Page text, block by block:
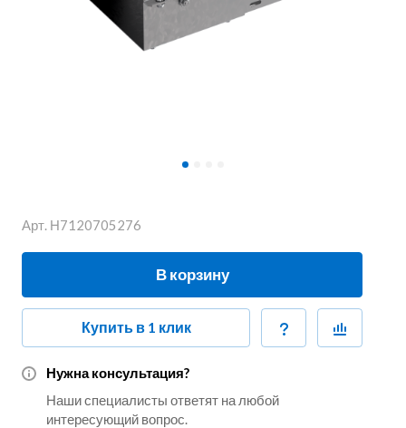
Арт. Н7120705276
В корзину
Купить в 1 клик
Нужна консультация?
Наши специалисты ответят на любой
интересующий вопрос.